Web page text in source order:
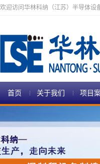
欢迎访问华林科纳（江苏）半导体设
首页 关于我们 项目